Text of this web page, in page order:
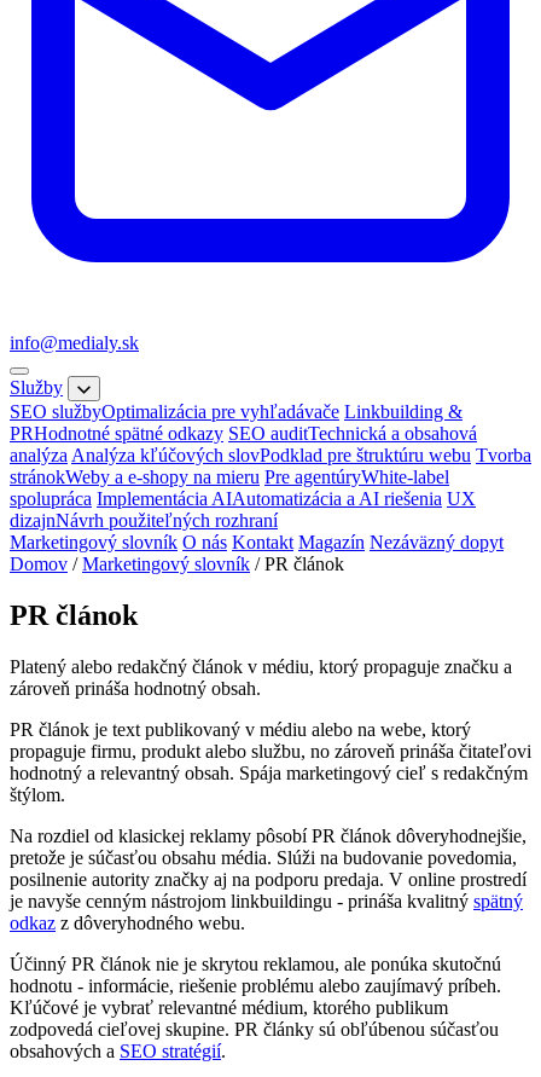
info@medialy.sk
Služby
SEO službyOptimalizácia pre vyhľadávače Linkbuilding &
PRHodnotné spätné odkazy SEO auditTechnická a obsahová
analýza Analýza kľúčových slovPodklad pre štruktúru webu Tvorba
stránokWeby a e-shopy na mieru Pre agentúryWhite-label
spolupráca Implementácia AIAutomatizácia a AI riešenia UX
dizajnNávrh použiteľných rozhraní
Marketingový slovník O nás Kontakt Magazín Nezáväzný dopyt
Domov / Marketingový slovník /PR článok
PR článok
Platený alebo redakčný článok v médiu, ktorý propaguje značku a
zároveň prináša hodnotný obsah.
PR článok je text publikovaný v médiu alebo na webe, ktorý
propaguje firmu, produkt alebo službu, no zároveň prináša čitateľovi
hodnotný a relevantný obsah. Spája marketingový cieľ s redakčným
štýlom.
Na rozdiel od klasickej reklamy pôsobí PR článok dôveryhodnejšie,
pretože je súčasťou obsahu média. Slúži na budovanie povedomia,
posilnenie autority značky aj na podporu predaja. V online prostredí
je navyše cenným nástrojom linkbuildingu - prináša kvalitný spätný
odkaz z dôveryhodného webu.
Účinný PR článok nie je skrytou reklamou, ale ponúka skutočnú
hodnotu - informácie, riešenie problému alebo zaujímavý príbeh.
Kľúčové je vybrať relevantné médium, ktorého publikum
zodpovedá cieľovej skupine. PR články sú obľúbenou súčasťou
obsahových a SEO stratégií.